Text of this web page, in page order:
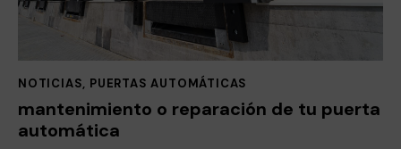
NOTICIAS, PUERTAS AUTOMÁTICAS
mantenimiento o reparación de tu puerta
automática